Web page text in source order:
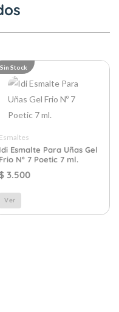
Sin Stock
Esmaltes
Idi Esmalte Para Uñas Gel
Frio Nº 7 Poetic 7 ml.
3.500
Ver